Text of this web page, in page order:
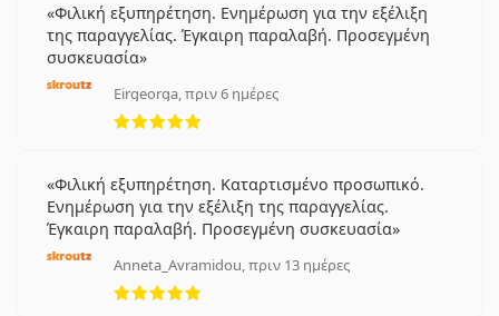
Φιλική εξυπηρέτηση. Ενημέρωση για την εξέλιξη
της παραγγελίας. Έγκαιρη παραλαβή. Προσεγμένη
συσκευασία
Eirgeorga, πριν 6 ημέρες
5 αξιολογήσεις από 5
Φιλική εξυπηρέτηση. Καταρτισμένο προσωπικό.
Ενημέρωση για την εξέλιξη της παραγγελίας.
Έγκαιρη παραλαβή. Προσεγμένη συσκευασία
Anneta_Avramidou, πριν 13 ημέρες
5 αξιολογήσεις από 5